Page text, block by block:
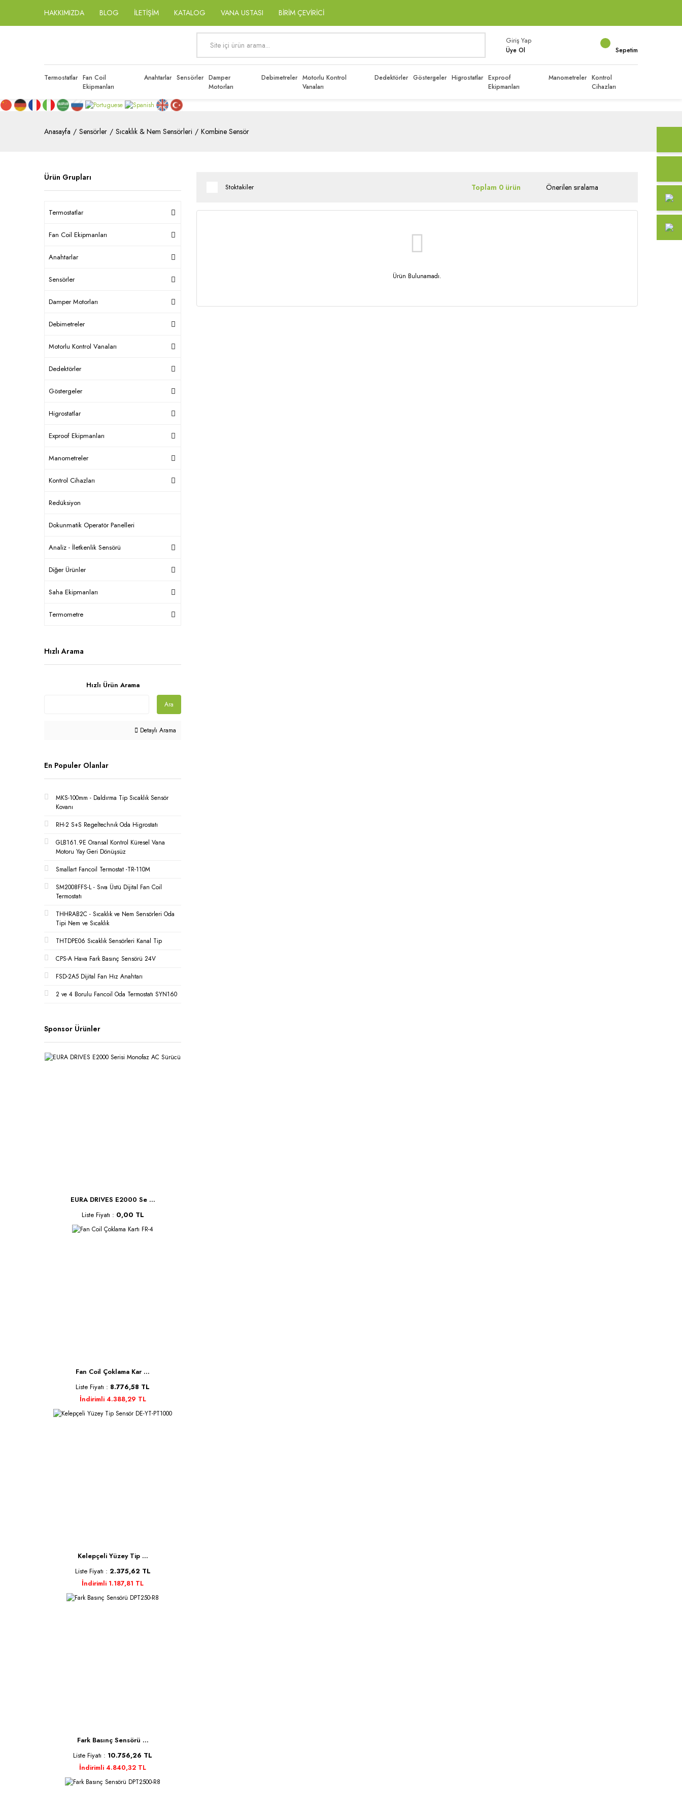
HAKKIMIZDA BLOG İLETİŞİM KATALOG VANA USTASI BİRİM ÇEVİRİCİ
Giriş Yap
Üye Ol Sepetim
Termostatlar Fan Coil
Ekipmanları
Anahtarlar Sensörler Damper
Motorları
Debimetreler Motorlu Kontrol
Vanaları
Dedektörler Göstergeler Higrostatlar Exproof
Ekipmanları
Manometreler Kontrol
Cihazları
Anasayfa Sensörler Sıcaklık & Nem Sensörleri Kombine Sensör
Ürün Grupları
Termostatlar
Fan Coil Ekipmanları
Anahtarlar
Sensörler
Damper Motorları
Debimetreler
Motorlu Kontrol Vanaları
Dedektörler
Göstergeler
Higrostatlar
Exproof Ekipmanları
Manometreler
Kontrol Cihazları
Redüksiyon
Dokunmatik Operatör Panelleri
Analiz - İletkenlik Sensörü
Diğer Ürünler
Saha Ekipmanları
Termometre
Hızlı Arama
Hızlı Ürün Arama
Ara
Detaylı Arama
En Populer Olanlar
MKS-100mm - Daldırma Tip Sıcaklık Sensör
Kovanı
RH-2 S+S Regeltechnık Oda Higrostatı
GLB161.9E Oransal Kontrol Küresel Vana
Motoru Yay Geri Dönüşsüz
Smallart Fancoil Termostat -TR-110M
SM2008FFS-L - Sıva Üstü Dijital Fan Coil
Termostatı
THHRAB2C - Sıcaklık ve Nem Sensörleri Oda
Tipi Nem ve Sıcaklık
THTDPE06 Sıcaklık Sensörleri Kanal Tip
CPS-A Hava Fark Basınç Sensörü 24V
FSD-2A5 Dijital Fan Hız Anahtarı
2 ve 4 Borulu Fancoil Oda Termostatı SYN160
Sponsor Ürünler
EURA DRIVES E2000 Se ...
Liste Fiyatı : 0,00 TL
Fan Coil Çoklama Kar ...
Liste Fiyatı : 8.776,58 TL
İndirimli 4.388,29 TL
Kelepçeli Yüzey Tip ...
Liste Fiyatı : 2.375,62 TL
İndirimli 1.187,81 TL
Fark Basınç Sensörü ...
Liste Fiyatı : 10.756,26 TL
İndirimli 4.840,32 TL
Stoktakiler Toplam 0 ürün
Ürün Bulunamadı.